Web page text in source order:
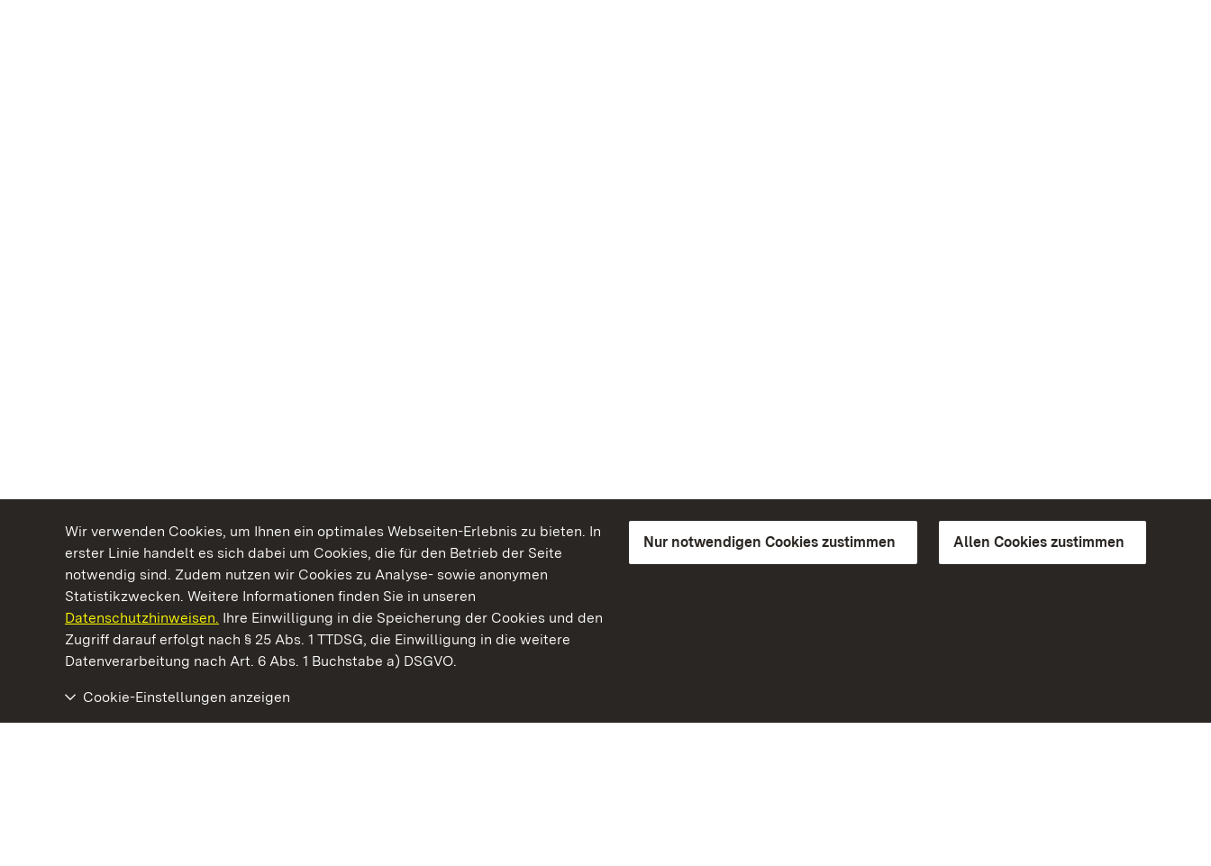
Wir verwenden Cookies, um Ihnen ein optimales Webseiten-Erlebnis zu bieten. In
erster Linie handelt es sich dabei um Cookies, die für den Betrieb der Seite
notwendig sind. Zudem nutzen wir Cookies zu Analyse- sowie anonymen
Statistikzwecken. Weitere Informationen finden Sie in unseren
Datenschutzhinweisen. Ihre Einwilligung in die Speicherung der Cookies und den
Zugriff darauf erfolgt nach § 25 Abs. 1 TTDSG, die Einwilligung in die weitere
Datenverarbeitung nach Art. 6 Abs. 1 Buchstabe a) DSGVO.
Nur notwendigen Cookies zustimmen Allen Cookies zustimmen
Cookie-Einstellungen anzeigen
Kommen. Staunen. Genießen.